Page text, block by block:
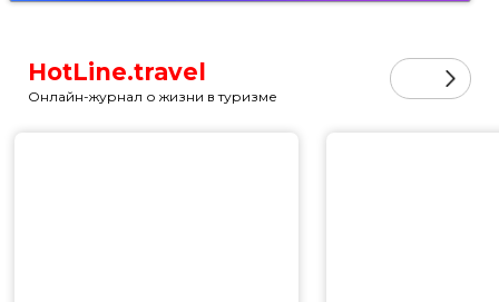
HotLine.travel
Онлайн-журнал о жизни в туризме